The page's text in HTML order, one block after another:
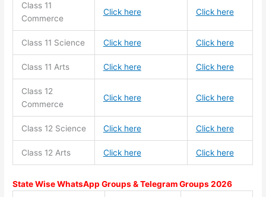
Class 11
Commerce
Click here Click here
Class 11 Science Click here Click here
Class 11 Arts Click here Click here
Class 12
Commerce
Click here Click here
Class 12 Science Click here Click here
Class 12 Arts Click here Click here
State Wise WhatsApp Groups & Telegram Groups 2026